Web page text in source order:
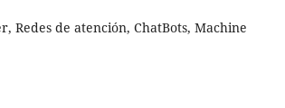
Redes de atención, ChatBots, Machine